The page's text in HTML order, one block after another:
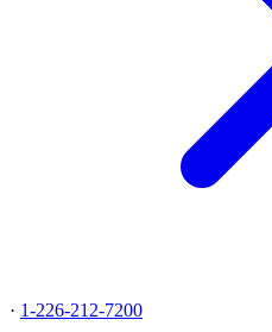
· 1-226-212-7200